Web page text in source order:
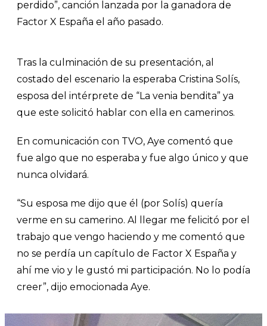
perdido”, canción lanzada por la ganadora de
Factor X España el año pasado.
Tras la culminación de su presentación, al
costado del escenario la esperaba Cristina Solís,
esposa del intérprete de “La venia bendita” ya
que este solicitó hablar con ella en camerinos.
En comunicación con TVO, Aye comentó que
fue algo que no esperaba y fue algo único y que
nunca olvidará.
“Su esposa me dijo que él (por Solís) quería
verme en su camerino. Al llegar me felicitó por el
trabajo que vengo haciendo y me comentó que
no se perdía un capítulo de Factor X España y
ahí me vio y le gustó mi participación. No lo podía
creer”, dijo emocionada Aye.